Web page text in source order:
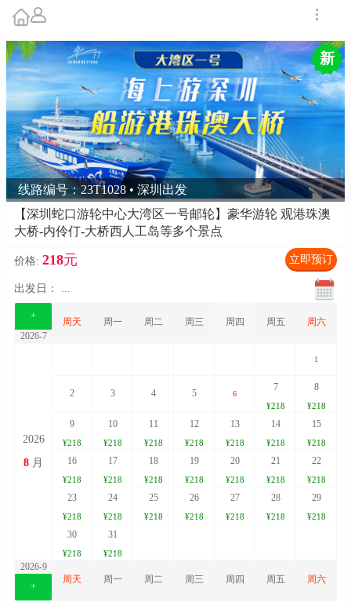
线路编号：23T1028 • 深圳出发
【深圳蛇口游轮中心大湾区一号邮轮】豪华游轮 观港珠澳
大桥-内伶仃-大桥西人工岛等多个景点
新
价格: 218元 立即预订
出发日：
+
2026-7
周天 周一 周二 周三 周四 周五 周六
2026
8 月
1
2 3 4 5 6
7
¥218
8
¥218
9
¥218
10
¥218
11
¥218
12
¥218
13
¥218
14
¥218
15
¥218
16
¥218
17
¥218
18
¥218
19
¥218
20
¥218
21
¥218
22
¥218
23
¥218
24
¥218
25
¥218
26
¥218
27
¥218
28
¥218
29
¥218
30
¥218
31
¥218
2026-9
+
周天 周一 周二 周三 周四 周五 周六